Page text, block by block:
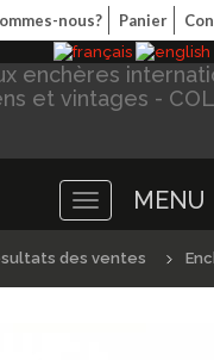
nous? Panier
Toggle
navigation
MENU
des ventes